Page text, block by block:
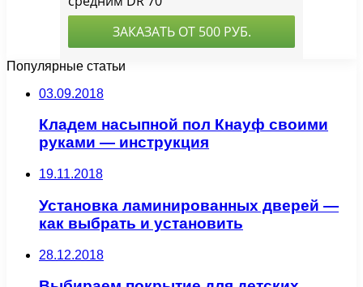
Популярные статьи
03.09.2018
Кладем насыпной пол Кнауф своими
руками — инструкция
19.11.2018
Установка ламинированных дверей —
как выбрать и установить
28.12.2018